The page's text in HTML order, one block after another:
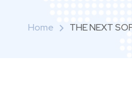
Home THE NEXT